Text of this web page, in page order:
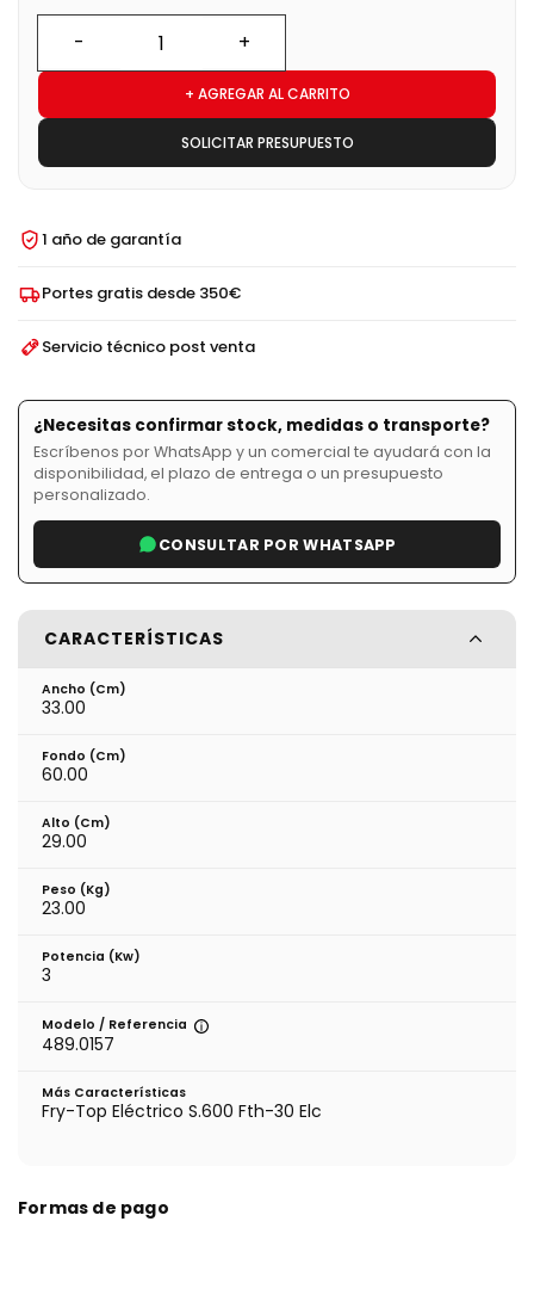
+ AGREGAR AL CARRITO
SOLICITAR PRESUPUESTO
1 año de garantía
Portes gratis desde 350€
Servicio técnico post venta
¿Necesitas confirmar stock, medidas o transporte?
Escríbenos por WhatsApp y un comercial te ayudará con la
disponibilidad, el plazo de entrega o un presupuesto
personalizado.
CONSULTAR POR WHATSAPP
CARACTERÍSTICAS
Ancho (cm)
33.00
Fondo (cm)
60.00
Alto (cm)
29.00
Peso (kg)
23.00
Potencia (Kw)
3
Modelo / Referencia
489.0157
Más Características
Fry-Top Eléctrico S.600 Fth-30 Elc
Formas de pago